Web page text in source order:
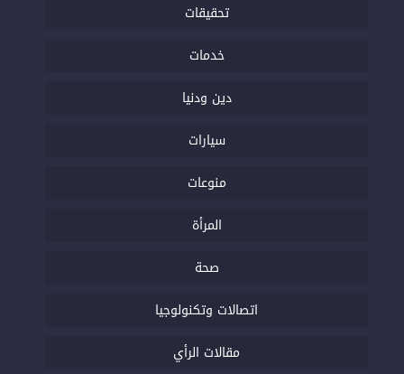
تحقيقات
خدمات
دين ودنيا
سيارات
منوعات
المرأة
صحة
اتصالات وتكنولوجيا
مقالات الرأي